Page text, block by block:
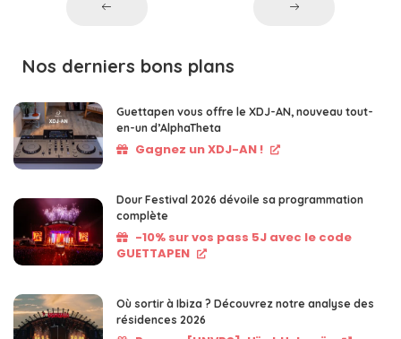
Nos derniers bons plans
Guettapen vous offre le XDJ-AN, nouveau tout-
en-un d’AlphaTheta
Gagnez un XDJ-AN !
Dour Festival 2026 dévoile sa programmation
complète
-10% sur vos pass 5J avec le code
GUETTAPEN
Où sortir à Ibiza ? Découvrez notre analyse des
résidences 2026